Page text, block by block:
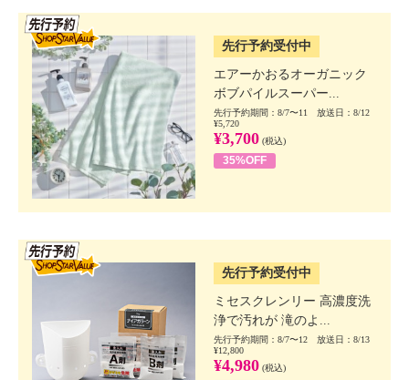
先行予約受付中
エアーかおるオーガニック
ボブパイルスーパー...
先行予約期間：8/7〜11 放送日：8/12
¥5,720
¥3,700 (税込)
35%OFF
先行予約受付中
ミセスクレンリー 高濃度洗
浄で汚れが 滝のよ...
先行予約期間：8/7〜12 放送日：8/13
¥12,800
¥4,980 (税込)